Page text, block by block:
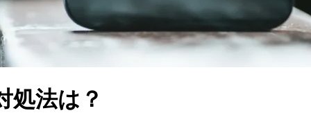
処法は？